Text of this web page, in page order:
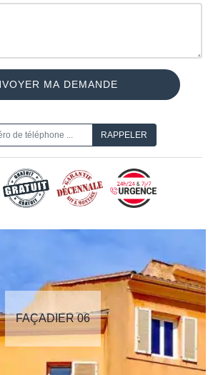
FAÇADIER 06